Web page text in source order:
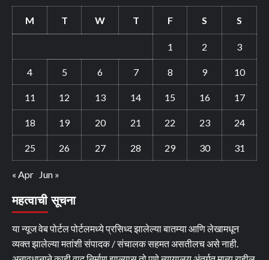
M T W T F S S
1 2 3
4 5 6 7 8 9 10
11 12 13 14 15 16 17
18 19 20 21 22 23 24
25 26 27 28 29 30 31
« Apr Jun »
महत्वाची सूचना
या न्यूज वेब पोर्टल पोर्टलमध्ये प्रसिध्द झालेल्या बातम्या आणि लेखामधून
व्यक्त झालेल्या मतांशी संपादक / संचालक सहमत असतीलच असे नाही.